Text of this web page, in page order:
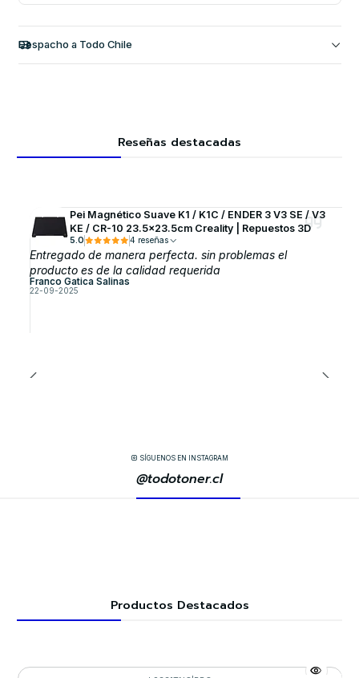
Despacho a Todo Chile
Reseñas destacadas
Pei Magnético Suave K1 / K1C / ENDER 3 V3 SE / V3
KE / CR-10 23.5x23.5cm Creality | Repuestos 3D
5.0 4 reseñas
Entregado de manera perfecta. sin problemas el
producto es de la calidad requerida
Franco Gatica Salinas
22-09-2025
SÍGUENOS EN INSTAGRAM
@todotoner.cl
Productos Destacados